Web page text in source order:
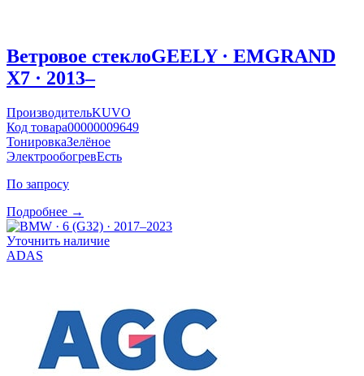
Ветровое стеклоGEELY · EMGRAND
X7 · 2013–
ПроизводительKUVO
Код товара00000009649
ТонировкаЗелёное
ЭлектрообогревЕсть
По запросу
Подробнее →
Уточнить наличие
ADAS